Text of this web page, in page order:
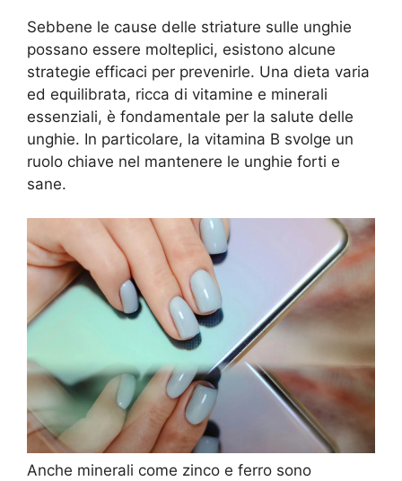
Sebbene le cause delle striature sulle unghie
possano essere molteplici, esistono alcune
strategie efficaci per prevenirle. Una dieta varia
ed equilibrata, ricca di vitamine e minerali
essenziali, è fondamentale per la salute delle
unghie. In particolare, la vitamina B svolge un
ruolo chiave nel mantenere le unghie forti e
sane.
Anche minerali come zinco e ferro sono